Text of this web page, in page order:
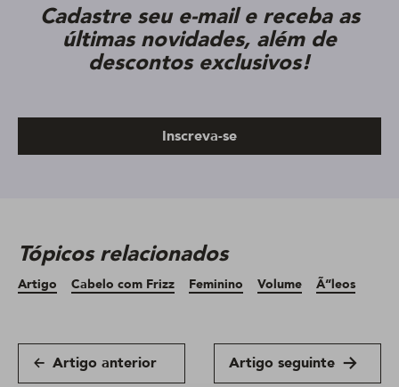
Cadastre seu e-mail e receba as
últimas novidades, além de
descontos exclusivos!
Inscreva-se
Tópicos relacionados
Artigo Cabelo com Frizz Feminino Volume Ã“leos
Artigo anterior Artigo seguinte